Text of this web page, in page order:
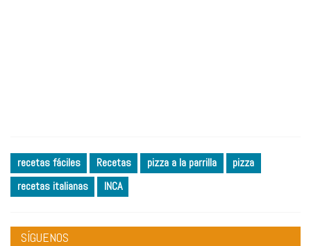
recetas fáciles Recetas pizza a la parrilla
pizza
recetas italianas
INCA
SÍGUENOS